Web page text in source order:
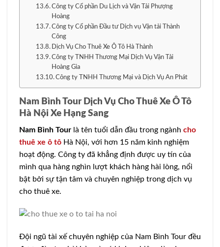
Công ty Cổ phần Du Lịch và Vận Tải Phượng
Hoàng
Công ty Cổ phần Đầu tư Dịch vụ Vận tải Thành
Công
Dịch Vụ Cho Thuê Xe Ô Tô Hà Thành
Công ty TNHH Thương Mại Dịch Vụ Vận Tải
Hoàng Gia
Công ty TNHH Thương Mại và Dịch Vụ An Phát
Nam Bình Tour Dịch Vụ Cho Thuê Xe Ô Tô
Hà Nội Xe Hạng Sang
Nam Bình Tour là tên tuổi dẫn đầu trong ngành cho
thuê xe ô tô Hà Nội, với hơn 15 năm kinh nghiệm
hoạt động. Công ty đã khẳng định được uy tín của
mình qua hàng nghìn lượt khách hàng hài lòng, nổi
bật bởi sự tận tâm và chuyên nghiệp trong dịch vụ
cho thuê xe.
Đội ngũ tài xế chuyên nghiệp của Nam Bình Tour đều